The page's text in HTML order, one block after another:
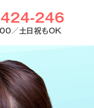
246
／土日祝もOK